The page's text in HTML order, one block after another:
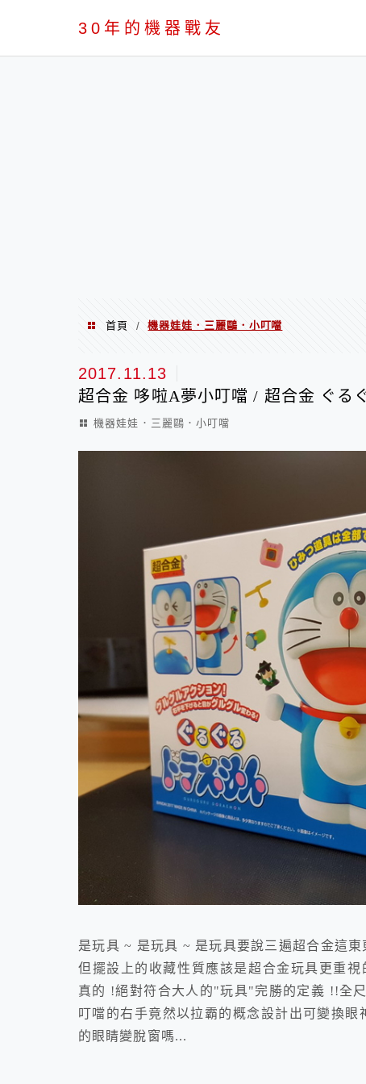
30年的機器戰友
首頁 / 機器娃娃．三麗鷗．小叮噹
機器娃娃．三麗鷗．小叮噹
2017.11.13
超合金 哆啦A夢小叮噹 / 超合金 ぐる
機器娃娃．三麗鷗．小叮噹
是玩具 ~ 是玩具 ~ 是玩具要說三遍超合金這
但擺設上的收藏性質應該是超合金玩具更重
真的 !絕對符合大人的"玩具"完勝的定義 !!全
叮噹的右手竟然以拉霸的概念設計出可變換
的眼睛變脫窗嗎...